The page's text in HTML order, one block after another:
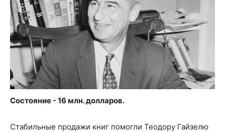
Состояние - 16 млн. долларов.
Стабильные продажи книг помогли Теодору Гайзелю